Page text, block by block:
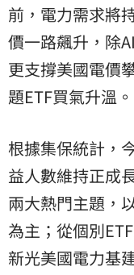
前，電力需求將
價一路飆升，除
更支撐美國電價
題ETF買氣升溫。
根據集保統計，
益人數維持正成
兩大熱門主題，
為主；從個別
新光美國電力基